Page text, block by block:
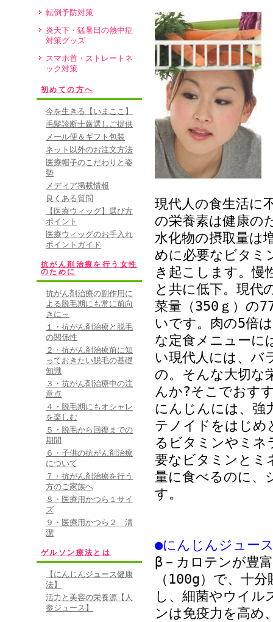
転倒予防対策
炎天下・猛暑日の熱中症
対策グッズ
スマホ首・ストレートネ
ック対策
初めての方へ
今を生きる【いまここ】
毛髪診断士厳選しご提供
メール便＆ギフト包装
ネット以外のお注文方法
医療帽子のこだわりと姿
勢
メディア掲載情報
良くある質問
【医療ウィッグ】選び方
ポイント
医療ウィッグのお手入れ
ポイントガイド
抗がん剤治療を行う女性
のために
抗がん剤治療の副作用に
よる脱毛期にも常に前向
きに～
１・抗がん剤治療と脱毛
の関係性
２・抗がん剤治療前に知
っておきたい脱毛の基礎
知識
３・抗がん剤治療中の注
意点
４・脱毛期にもオシャレ
を楽しむ
５・脱毛から回復までの
期間
６・子供の抗がん剤治療
について
７・抗がん剤治療を行う
方のご家族へ
８・医療用かつら１サイ
ズ
９・医療用かつら２ 清
潔
ゲルソン療法とは
【にんじんジュース健康
法】
活力と美容の栄養源【人
参ジュース】
現代人の食生活に
の栄養素は健康の
水化物の摂取量は
めに必要なビタミ
き起こします。慢
と共に低下。現代
菜量（350ｇ）の
いです。肉の5倍
な定食メニューに
い現代人には、バ
の。そんな大切な
んか?そこでおす
にんじんには、強
テノイドをはじめ
るビタミンやミネ
要なビタミンとミ
量に食べるのに、
す。
●にんじんジュー
β－カロテンが豊
（100g）で、十
し、細菌やウイル
ンは免疫力を高め